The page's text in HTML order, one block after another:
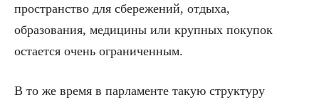
пространство для сбережений, отдыха,
образования, медицины или крупных покупок
остается очень ограниченным.
В то же время в парламенте такую структуру